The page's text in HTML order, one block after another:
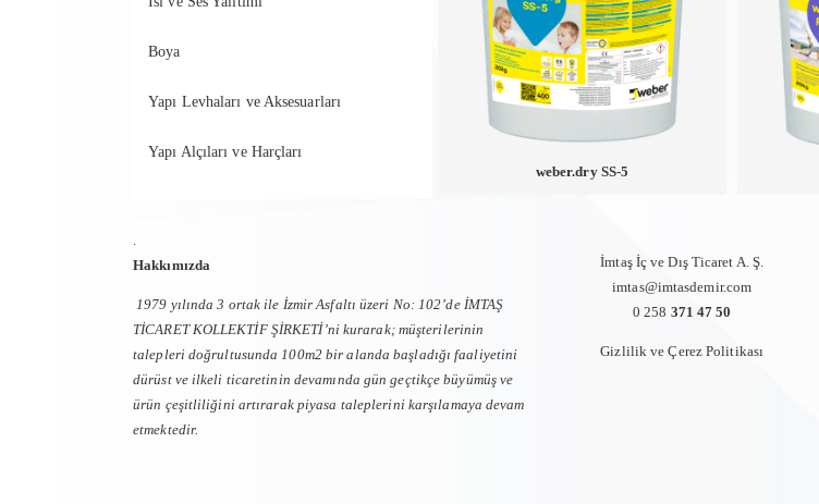
Boya
Yapı Levhaları ve Aksesuarları
Yapı Alçıları ve Harçları
weber.dry SS-5
.
Hakkımızda
1979 yılında 3 ortak ile İzmir Asfaltı üzeri No: 102’de İMTAŞ
TİCARET KOLLEKTİF ŞİRKETİ’ni kurarak; müşterilerinin
talepleri doğrultusunda 100m2 bir alanda başladığı faaliyetini
dürüst ve ilkeli ticaretinin devamında gün geçtikçe büyümüş ve
ürün çeşitliliğini artırarak piyasa taleplerini karşılamaya devam
etmektedir.
İmtaş İç ve Dış Ticaret A. Ş.
imtas@imtasdemir.com
0 258 371 47 50
Gizlilik ve Çerez Politikası